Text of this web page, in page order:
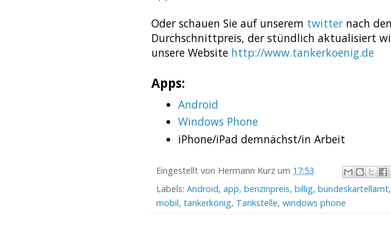
Oder schauen Sie auf unserem twitter nach
Durchschnittpreis, der stündlich aktualisiert
unsere Website http://www.tankerkoenig.de
Apps:
Android
Windows Phone
iPhone/iPad demnächst/in Arbeit
Eingestellt von Hermann Kurz um 17:53
Labels: Android, app, benzinpreis, billig, bundeskartellamt,
mobil, tankerkönig, Tankstelle, windows phone